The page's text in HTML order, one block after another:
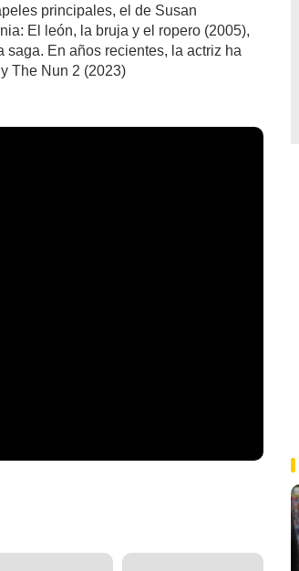
principales, el de Susan
El león, la bruja y el ropero (2005),
En años recientes, la actriz ha
The Nun 2 (2023)